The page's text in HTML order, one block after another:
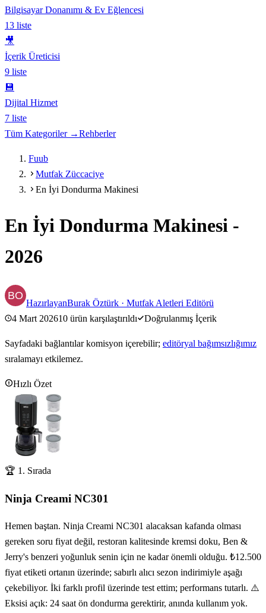
Bilgisayar Donanımı & Ev Eğlencesi
13 liste
🎥
İçerik Üreticisi
9 liste
💾
Dijital Hizmet
7 liste
Tüm Kategoriler →Rehberler
Fuub
Mutfak Züccaciye
En İyi Dondurma Makinesi
En İyi Dondurma Makinesi -
2026
HazırlayanBurak Öztürk · Mutfak Aletleri Editörü
4 Mart 202610 ürün karşılaştırıldı Doğrulanmış İçerik
Sayfadaki bağlantılar komisyon içerebilir; editöryal bağımsızlığımız
sıralamayı etkilemez.
Hızlı Özet
🏆 1. Sırada
Ninja Creami NC301
Hemen baştan. Ninja Creami NC301 alacaksan kafanda olması
gereken soru fiyat değil, restoran kalitesinde kremsi doku, Ben &
Jerry's benzeri yoğunluk senin için ne kadar önemli olduğu. ₺12.500
fiyat etiketi ortanın üzerinde; sabırlı alıcı sezon indirimiyle aşağı
çekebiliyor. İki farklı profil üzerinde test ettim; performans tutarlı. ⚠️
Eksisi açık: 24 saat ön dondurma gerektirir, anında kullanım yok.